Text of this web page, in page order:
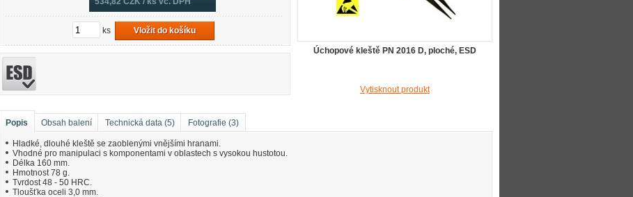
ks Vložit do košíku
Úchopové kleště PN 2016 D, ploché, ESD
Vytisknout produkt
Popis Obsah balení Technická data (5) Fotografie (3)
Hladké, dlouhé kleště se zaoblenými vnějšími hranami.
Vhodné pro manipulaci s komponentami v oblastech s vysokou hustotou.
Délka 160 mm.
Hmotnost 78 g.
Tvrdost 48 - 50 HRC.
Tloušťka oceli 3,0 mm.